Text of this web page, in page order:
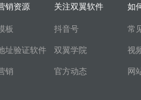
销资源
板
址验证软件
销
关注双翼软件
抖音号
双翼学院
官方动态
如
常
视
网